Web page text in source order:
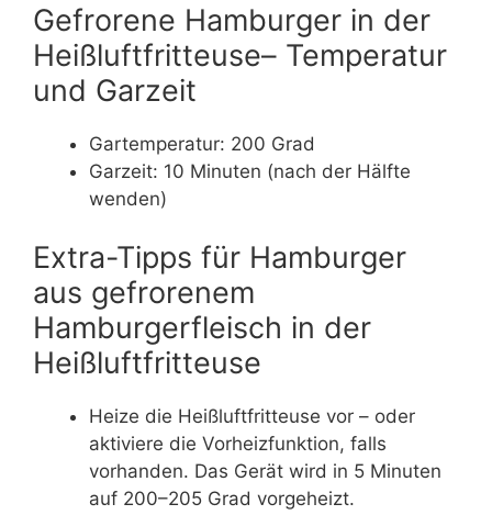
Gefrorene Hamburger in der
Heißluftfritteuse– Temperatur
und Garzeit
Gartemperatur: 200 Grad
Garzeit: 10 Minuten (nach der Hälfte
wenden)
Extra-Tipps für Hamburger
aus gefrorenem
Hamburgerfleisch in der
Heißluftfritteuse
Heize die Heißluftfritteuse vor – oder
aktiviere die Vorheizfunktion, falls
vorhanden. Das Gerät wird in 5 Minuten
auf 200–205 Grad vorgeheizt.